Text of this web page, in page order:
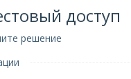
доступ
решение